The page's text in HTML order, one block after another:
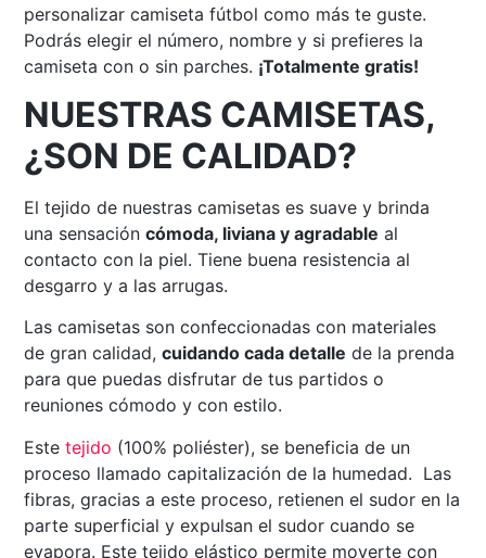
personalizar camiseta fútbol como más te guste.
Podrás elegir el número, nombre y si prefieres la
camiseta con o sin parches. ¡Totalmente gratis!
NUESTRAS CAMISETAS,
¿SON DE CALIDAD?
El tejido de nuestras camisetas es suave y brinda
una sensacióncómoda, liviana y agradable al
contacto con la piel. Tiene buena resistencia al
desgarro y a las arrugas.
Las camisetas son confeccionadas con materiales
de gran calidad,cuidando cada detalle de la prenda
para que puedas disfrutar de tus partidos o
reuniones cómodo y con estilo.
Estetejido (100% poliéster), se beneficia de un
proceso llamado capitalización de la humedad. Las
fibras, gracias a este proceso, retienen el sudor en la
parte superficial y expulsan el sudor cuando se
evapora. Este tejido elástico permite moverte con